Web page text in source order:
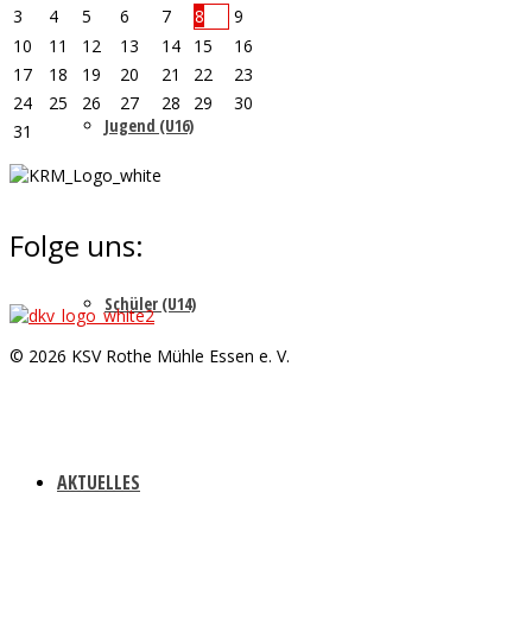
Jugend (U16)
Schüler (U14)
AKTUELLES
3
4 5 6 7 8
9
10
11 12 13 14 15
16
17
18 19 20 21 22
23
24
25 26 27 28 29
30
31
Folge uns:
© 2026 KSV Rothe Mühle Essen e. V.